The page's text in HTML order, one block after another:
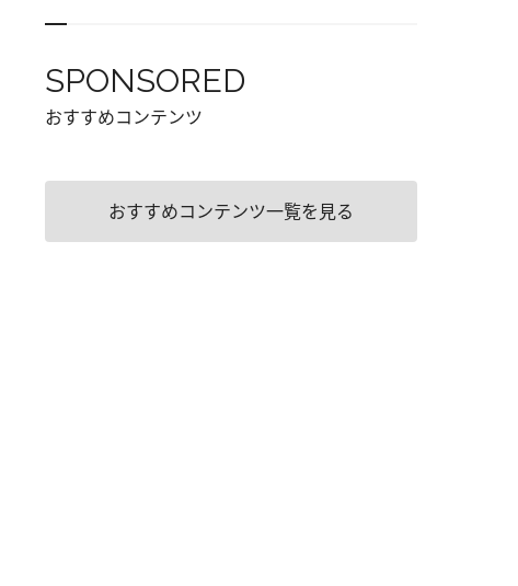
SPONSORED
おすすめコンテンツ
おすすめコンテンツ一覧を見る